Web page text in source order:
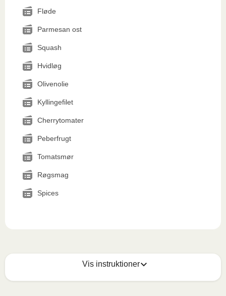
Fløde
Parmesan ost
Squash
Hvidløg
Olivenolie
Kyllingefilet
Cherrytomater
Peberfrugt
Tomatsmør
Røgsmag
Spices
Vis instruktioner